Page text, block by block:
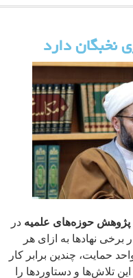
نخبگان دارد
پژوهش حوزه‌های علمیه در
نهادها به ازای هر
حمایت، چندین برابر کار
تلاش‌ها و دستاوردها را